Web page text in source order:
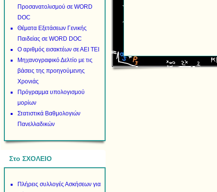
Προσανατολισμού σε WORD
DOC
Θέματα Εξετάσεων Γενικής
Παιδείας σε WORD DOC
Ο αριθμός εισακτέων σε ΑΕΙ ΤΕΙ
Μηχανογραφικό Δελτίο με τις
βάσεις της προηγούμενης
Χρονιάς
Πρόγραμμα υπολογισμού
μορίων
Στατιστικά Βαθμολογιών
Πανελλαδικών
Στο ΣΧΟΛΕΙΟ
Πλήρεις συλλογές Ασκήσεων για